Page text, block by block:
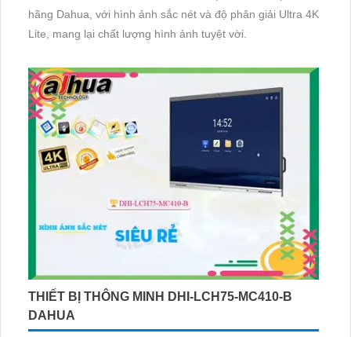
hãng Dahua, với hình ảnh sắc nét và độ phân giải Ultra 4K
Lite, mang lại chất lượng hình ảnh tuyệt vời.
THIẾT BỊ THÔNG MINH DHI-LCH75-MC410-B
DAHUA